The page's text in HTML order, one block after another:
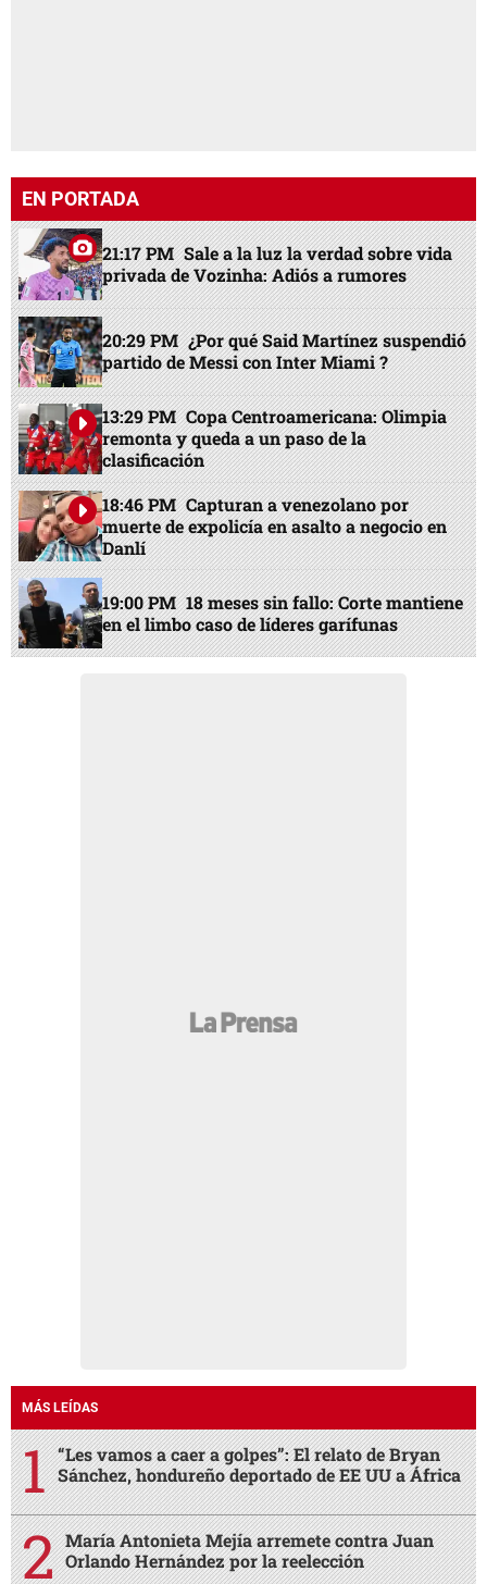
EN PORTADA
21:17 PM Sale a la luz la verdad sobre vida
privada de Vozinha: Adiós a rumores
20:29 PM ¿Por qué Said Martínez suspendió
partido de Messi con Inter Miami ?
13:29 PM Copa Centroamericana: Olimpia
remonta y queda a un paso de la
clasificación
18:46 PM Capturan a venezolano por
muerte de expolicía en asalto a negocio en
Danlí
19:00 PM 18 meses sin fallo: Corte mantiene
en el limbo caso de líderes garífunas
MÁS LEÍDAS
“Les vamos a caer a golpes”: El relato de Bryan
Sánchez, hondureño deportado de EE UU a África
María Antonieta Mejía arremete contra Juan
Orlando Hernández por la reelección